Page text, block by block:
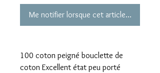
Me notifier lorsque cet article est
100 coton peigné bouclette de
coton Excellent état peu porté